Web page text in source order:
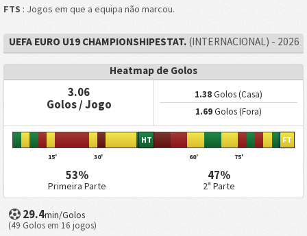
FTS : Jogos em que a equipa não marcou.
UEFA EURO U19 CHAMPIONSHIPESTAT.(INTERNACIONAL) - 2026
Heatmap de Golos
3.06
Golos / Jogo
1.38Golos (Casa)
1.69Golos (Fora)
15' 30'
HT
60' 75'
FT
53%
Primeira Parte
47%
2ª Parte
29.4min/Golos
(49 Golos em 16 jogos)